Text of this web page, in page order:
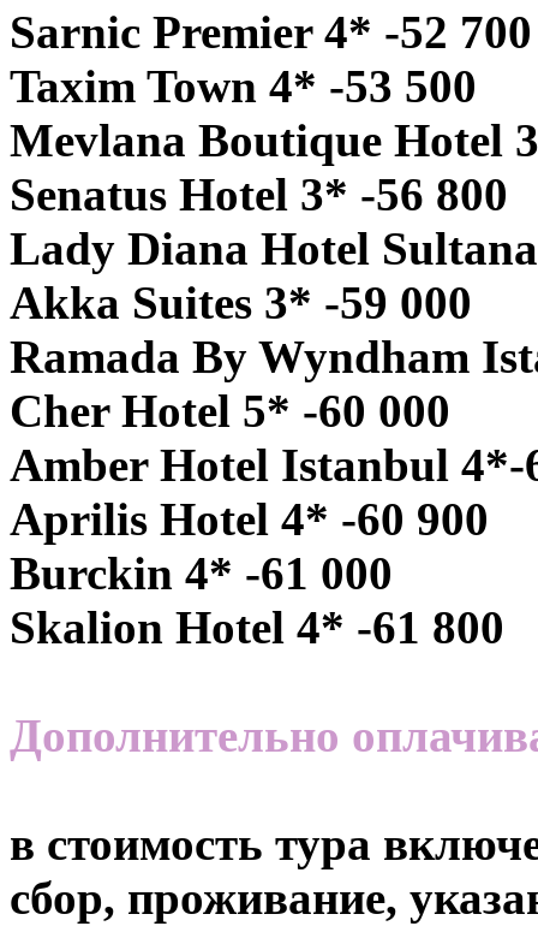
Sarnic Premier 4* -52 700
Taxim Town 4* -53 500
Mevlana Boutique Hotel
Senatus Hotel 3* -56 800
Lady Diana Hotel
Akka Suites 3* -59 000
Ramada By Wyndham
Cher Hotel 5* -60 000
Amber Hotel Istanbul 4*-
Aprilis Hotel 4* -60 900
Burckin 4* -61 000
Skalion Hotel 4* -61 800
Дополнительно
в стоимость тура
сбор, проживание,